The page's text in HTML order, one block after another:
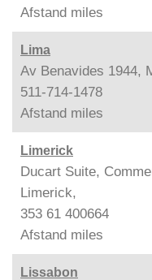
Afstand miles
Lima
Av Benavides 1944,
511-714-1478
Afstand miles
Limerick
Ducart Suite,
Limerick,
353 61 400664
Afstand miles
Lissabon